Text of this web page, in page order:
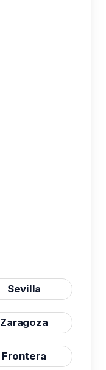
Sevilla
Zaragoza
Frontera